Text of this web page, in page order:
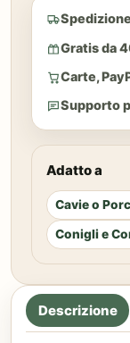
Gratis da
Carte,
Supporto
Adatto a
Cavie o
Conigli e
Descrizione